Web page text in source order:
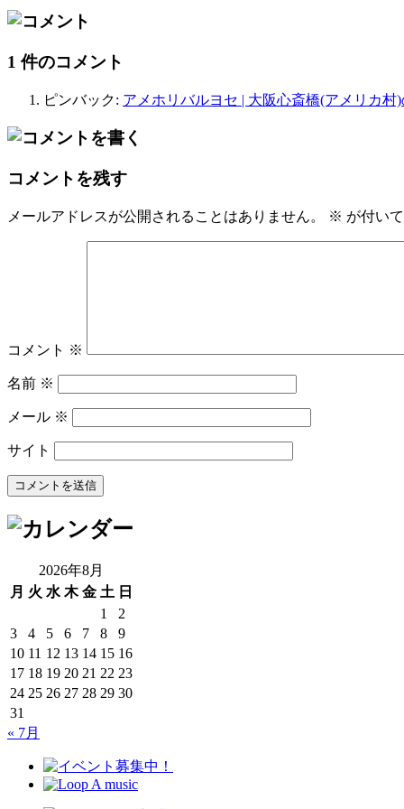
1 件のコメント
ピンバック: アメホリバルヨセ | 大阪心斎橋(アメリカ
コメントを残す
メールアドレスが公開されることはありません。 ※ が付い
コメント ※
名前 ※
メール ※
サイト
2026年8月
月 火 水 木 金 土 日
1
2
3
4 5 6 7 8
9
10 11 12 13 14 15 16
17 18 19 20 21 22 23
24 25 26 27 28 29 30
31
« 7月